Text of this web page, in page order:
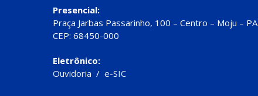
Presencial:
Praça Jarbas Passarinho, 100 – Centro – Moju – PA
CEP: 68450-000
Eletrônico:
Ouvidoria / e-SIC